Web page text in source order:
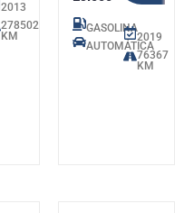
2013
278502
KM
GASOLINA
AUTOMÁTICA
2019
76367
KM